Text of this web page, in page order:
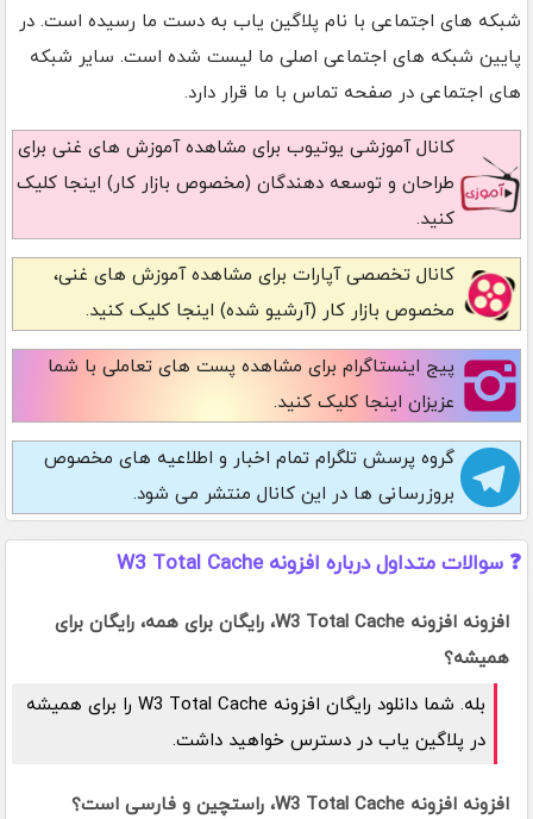
شبکه های اجتماعی با نام پلاگین یاب به دست ما رسیده است. در
پایین شبکه های اجتماعی اصلی ما لیست شده است. سایر شبکه
های اجتماعی در صفحه تماس با ما قرار دارد.
کانال آموزشی یوتیوب برای مشاهده آموزش های غنی برای
طراحان و توسعه دهندگان (مخصوص بازار کار) اینجا کلیک
کنید.
کانال تخصصی آپارات برای مشاهده آموزش های غنی،
مخصوص بازار کار (آرشیو شده) اینجا کلیک کنید.
پیج اینستاگرام برای مشاهده پست های تعاملی با شما
عزیزان اینجا کلیک کنید.
گروه پرسش تلگرام تمام اخبار و اطلاعیه های مخصوص
بروزرسانی ها در این کانال منتشر می شود.
❓ سوالات متداول درباره افزونه W3 Total Cache
افزونه افزونه W3 Total Cache، رایگان برای همه، رایگان برای
همیشه؟
بله. شما دانلود رایگان افزونه W3 Total Cache را برای همیشه
در پلاگین یاب در دسترس خواهید داشت.
افزونه افزونه W3 Total Cache، راستچین و فارسی است؟